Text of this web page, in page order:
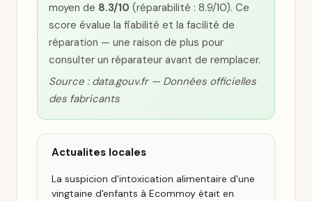
moyen de 8.3/10 (réparabilité : 8.9/10). Ce
score évalue la fiabilité et la facilité de
réparation — une raison de plus pour
consulter un réparateur avant de remplacer.
Source : data.gouv.fr — Données officielles
des fabricants
Actualites locales
La suspicion d'intoxication alimentaire d'une
vingtaine d'enfants à Ecommoy était en